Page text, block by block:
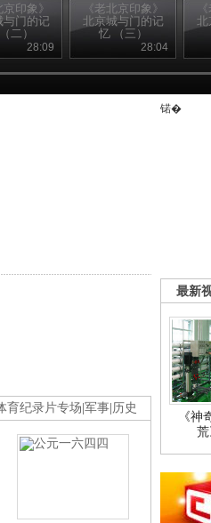
京印象》
与门的记
二）
28:09
《老北京印象》
北京城与门的记
忆 （三）
28:04
北
育纪录片专场 军事 历史
锘�
最新
《神